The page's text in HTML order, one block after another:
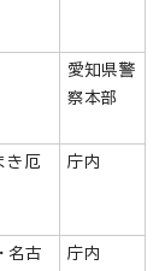
愛知県警
察本部
き厄
庁内
名古
庁内